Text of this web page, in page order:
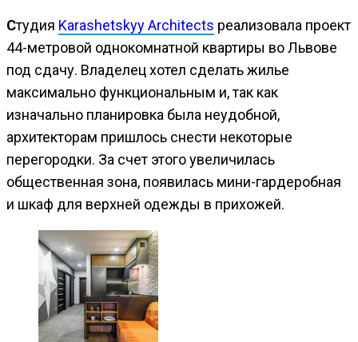
Студия Karashetskyy Architects реализовала проект
44-метровой однокомнатной квартиры во Львове
под сдачу. Владелец хотел сделать жилье
максимально функциональным и, так как
изначально планировка была неудобной,
архитекторам пришлось снести некоторые
перегородки. За счет этого увеличилась
общественная зона, появилась мини-гардеробная
и шкаф для верхней одежды в прихожей.